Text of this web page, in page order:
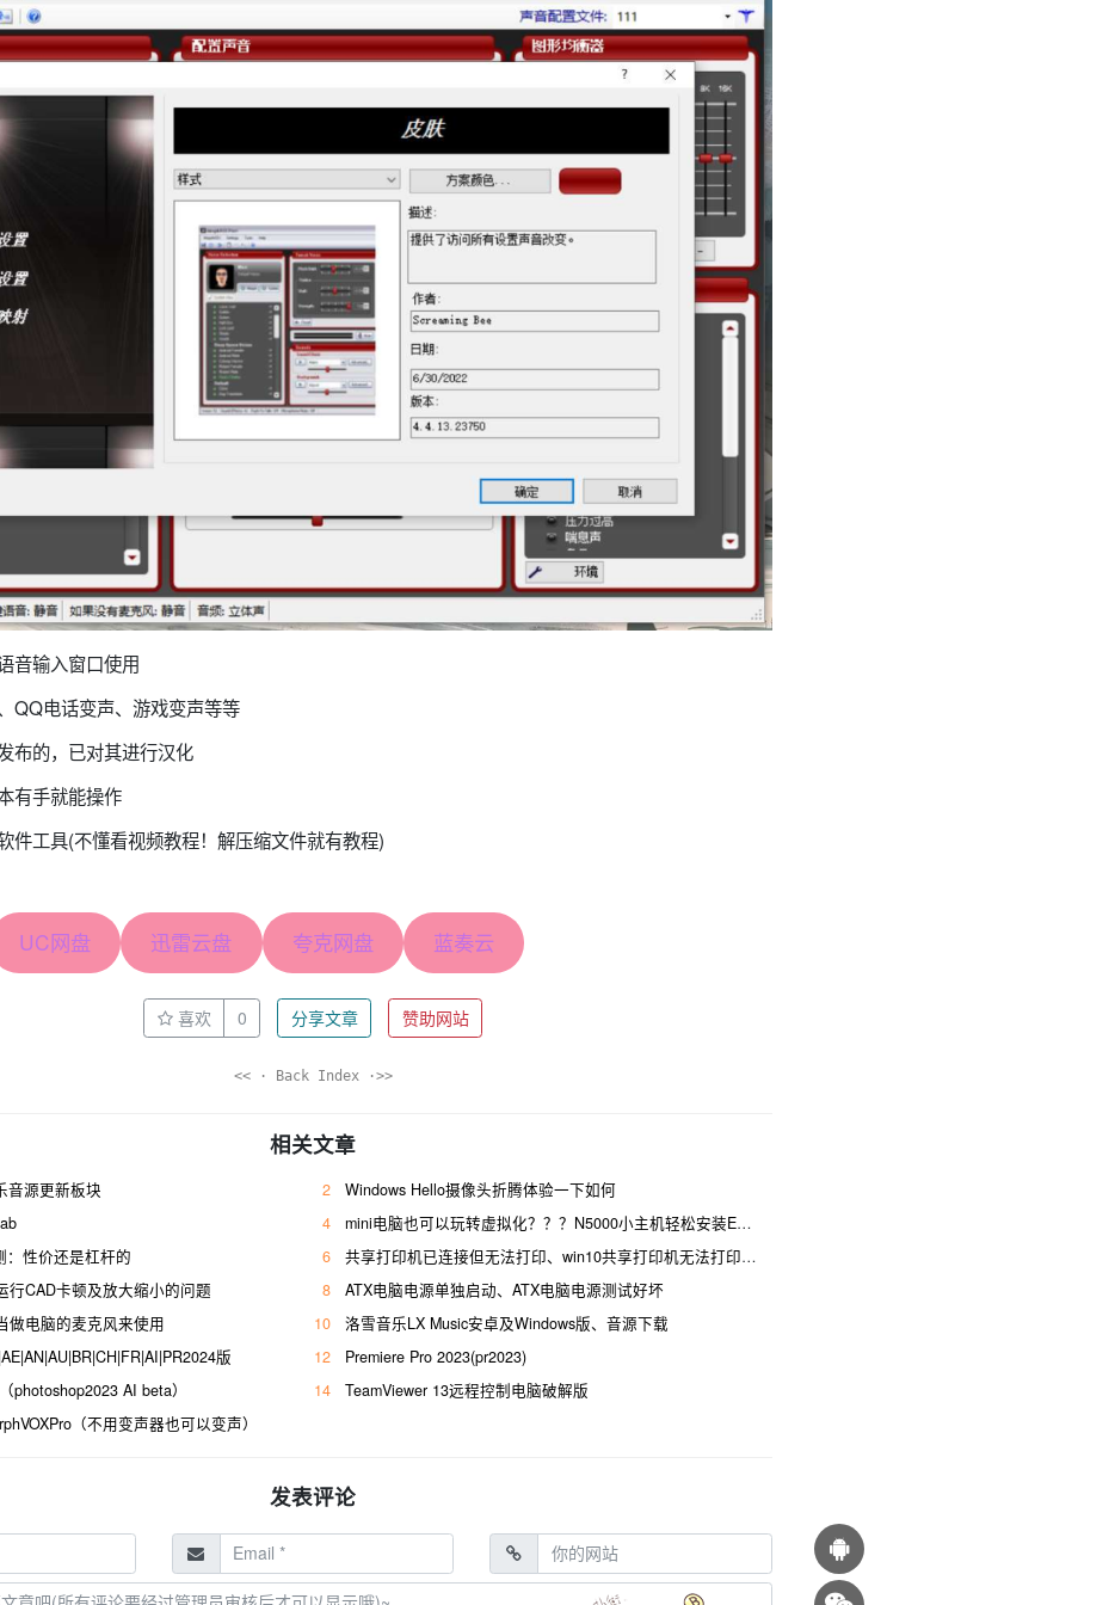
音输入窗口使用
QQ电话变声、游戏变声等等
布的，已对其进行汉化
有手就能操作
件工具(不懂看视频教程！解压缩文件就有教程)
UC网盘 迅雷云盘 夸克网盘 蓝奏云
喜欢 0 分享文章 赞助网站
<< · Back Index ·>>
相关文章
音源更新板块 2
Windows Hello摄像头折腾体验一下如何
4
mini电脑也可以玩转虚拟化？？？N5000小主机轻松安装ESXi！
：性价还是杠杆的 6
共享打印机已连接但无法打印、win10共享打印机无法打印怎么办
行CAD卡顿及放大缩小的问题 8
ATX电脑电源单独启动、ATX电脑电源测试好坏
做电脑的麦克风来使用 10
洛雪音乐LX Music安卓及Windows版、音源下载
版 12
Premiere Pro 2023(pr2023)
photoshop2023 AI beta） 14
TeamViewer 13远程控制电脑破解版
（不用变声器也可以变声）
发表评论